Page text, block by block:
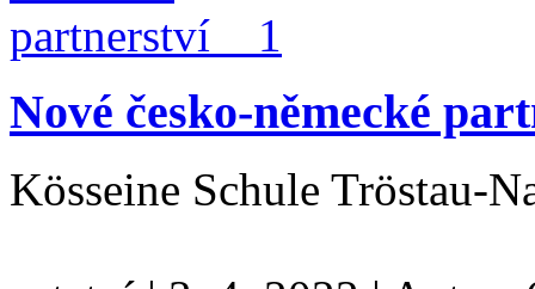
Nové česko-německé
Kösseine Schule Tröstau-